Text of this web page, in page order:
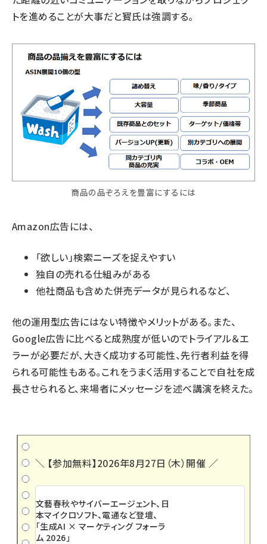
トを進めることが大事だと寳氏は強調する。
商品の品ぞろえを豊富にするには
Amazon広告には、
「欲しい」検索ニーズを捉えやすい
独自の売れる仕組みがある
他社商品も含めた併売データが見られるなど、
他の運用型広告にはない特徴やメリットがある。また、
Google広告に比べると成熟度が低いのでトライアル＆エ
ラーが必要だが、大きく成功する可能性、先行者利益を得
られる可能性もある。これをうまく活用することで自社を成
長させられると、来場者にメッセージを述べ講演を終えた。
＼ 【参加無料】2026年8月27日（木）開催 ／
文藝春秋やサイバーエージェント、日
本マイクロソフト、電通など登壇、
「生成AI × マーケティング フォーラ
ム 2026」